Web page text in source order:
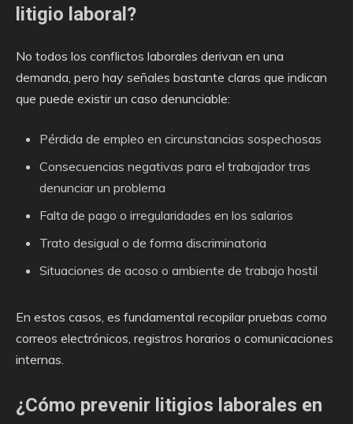
litigio laboral?
No todos los conflictos laborales derivan en una
demanda, pero hay señales bastante claras que indican
que puede existir un caso denunciable:
Pérdida de empleo en circunstancias sospechosas
Consecuencias negativas para el trabajador tras
denunciar un problema
Falta de pago o irregularidades en los salarios
Trato desigual o de forma discriminatoria
Situaciones de acoso o ambiente de trabajo hostil
En estos casos, es fundamental recopilar pruebas como
correos electrónicos, registros horarios o comunicaciones
internas.
¿Cómo prevenir litigios laborales en